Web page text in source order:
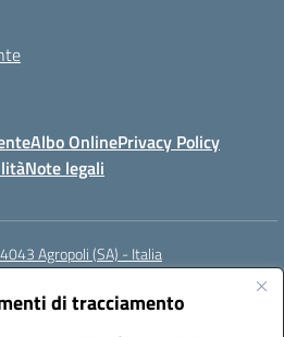
di tracciamento
Albo OnlinePrivacy Policy
Note legali
Agropoli (SA) - Italia
saic8at00d@pec.istruzione.it